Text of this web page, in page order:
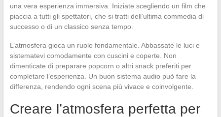
una vera esperienza immersiva. Iniziate scegliendo un film che
piaccia a tutti gli spettatori, che si tratti dell’ultima commedia di
successo o di un classico senza tempo.
L’atmosfera gioca un ruolo fondamentale. Abbassate le luci e
sistematevi comodamente con cuscini e coperte. Non
dimenticate di preparare popcorn o altri snack preferiti per
completare l’esperienza. Un buon sistema audio può fare la
differenza, rendendo ogni scena più vivace e coinvolgente.
Creare l’atmosfera perfetta per